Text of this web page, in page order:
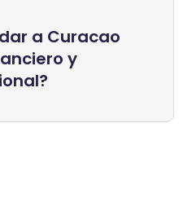
a Curacao
y